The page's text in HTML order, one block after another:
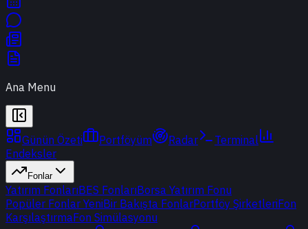
Ana Menu
Günün Özeti Portföyüm Radar
Terminal
Endeksler
Fonlar
Yatırım FonlarıBES FonlarıBorsa Yatırım Fonu
Popüler Fonlar YeniBir Bakışta FonlarPortföy ŞirketleriFon
KarşılaştırmaFon Simülasyonu